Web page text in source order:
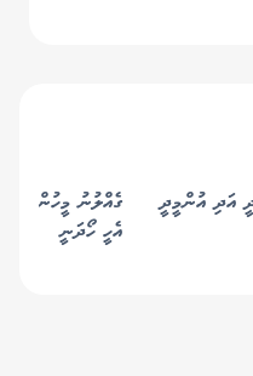
އަދި އުންމީދީ
ގެއްލުނު މީހުން
އެހީ ހޯދަނީ